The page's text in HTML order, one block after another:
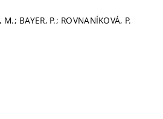
M.; BAYER, P.; ROVNANÍKOVÁ, P.